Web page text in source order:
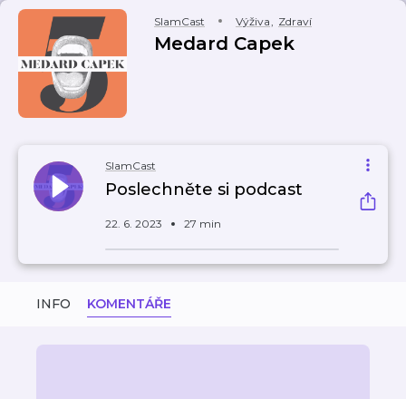
SlamCast Výživa, Zdraví
Medard Capek
SlamCast
Poslechněte si podcast
22. 6. 2023 27 min
INFO KOMENTÁŘE